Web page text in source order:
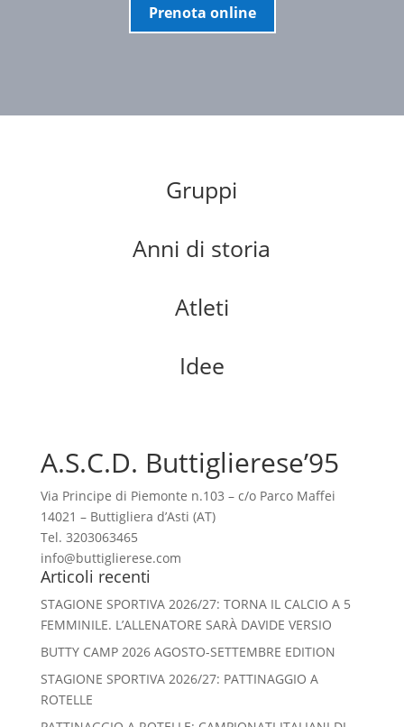
Prenota online
Gruppi
Anni di storia
Atleti
Idee
A.S.C.D. Buttiglierese’95
Via Principe di Piemonte n.103 – c/o Parco Maffei
14021 – Buttigliera d’Asti (AT)
Tel. 3203063465
info@buttiglierese.com
Articoli recenti
STAGIONE SPORTIVA 2026/27: TORNA IL CALCIO A 5
FEMMINILE. L’ALLENATORE SARÀ DAVIDE VERSIO
BUTTY CAMP 2026 AGOSTO-SETTEMBRE EDITION
STAGIONE SPORTIVA 2026/27: PATTINAGGIO A
ROTELLE